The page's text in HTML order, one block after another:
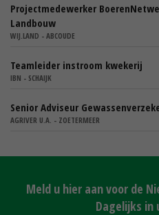
Projectmedewerker
Landbouw
WIJ.LAND - ABCOUDE
Teamleider instroom kwekerij
IBN - SCHAIJK
Senior Adviseur
AGRIVER U.A. - ZOETERMEER
Meld u hier aan voor de
Dagelijks in